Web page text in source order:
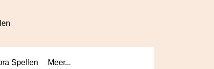
Spellen Meer...